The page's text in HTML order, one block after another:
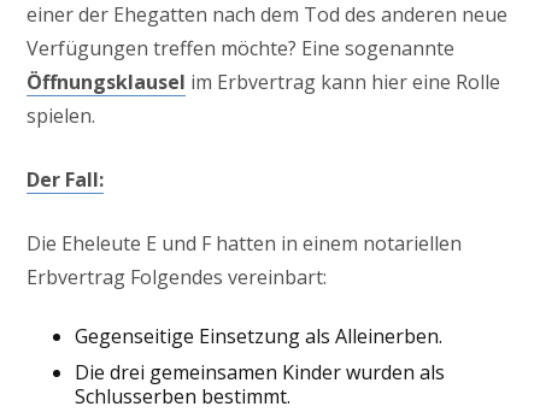
einer der Ehegatten nach dem Tod des anderen neue
Verfügungen treffen möchte? Eine sogenannte
Öffnungsklausel im Erbvertrag kann hier eine Rolle
spielen.
Der Fall:
Die Eheleute E und F hatten in einem notariellen
Erbvertrag Folgendes vereinbart:
Gegenseitige Einsetzung als Alleinerben.
Die drei gemeinsamen Kinder wurden als
Schlusserben bestimmt.